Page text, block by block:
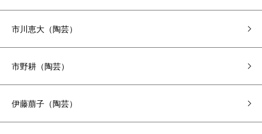
市川恵大（陶芸）
市野耕（陶芸）
伊藤萠子（陶芸）